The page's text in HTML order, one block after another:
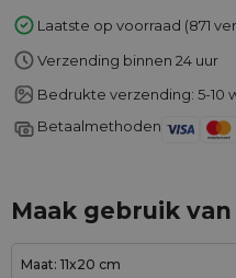
Laatste op voorraad (871
Verzending binnen 24 uur
Bedrukte verzending: 5-10
Betaalmethoden
Maak gebruik
Maat: 11x20 cm